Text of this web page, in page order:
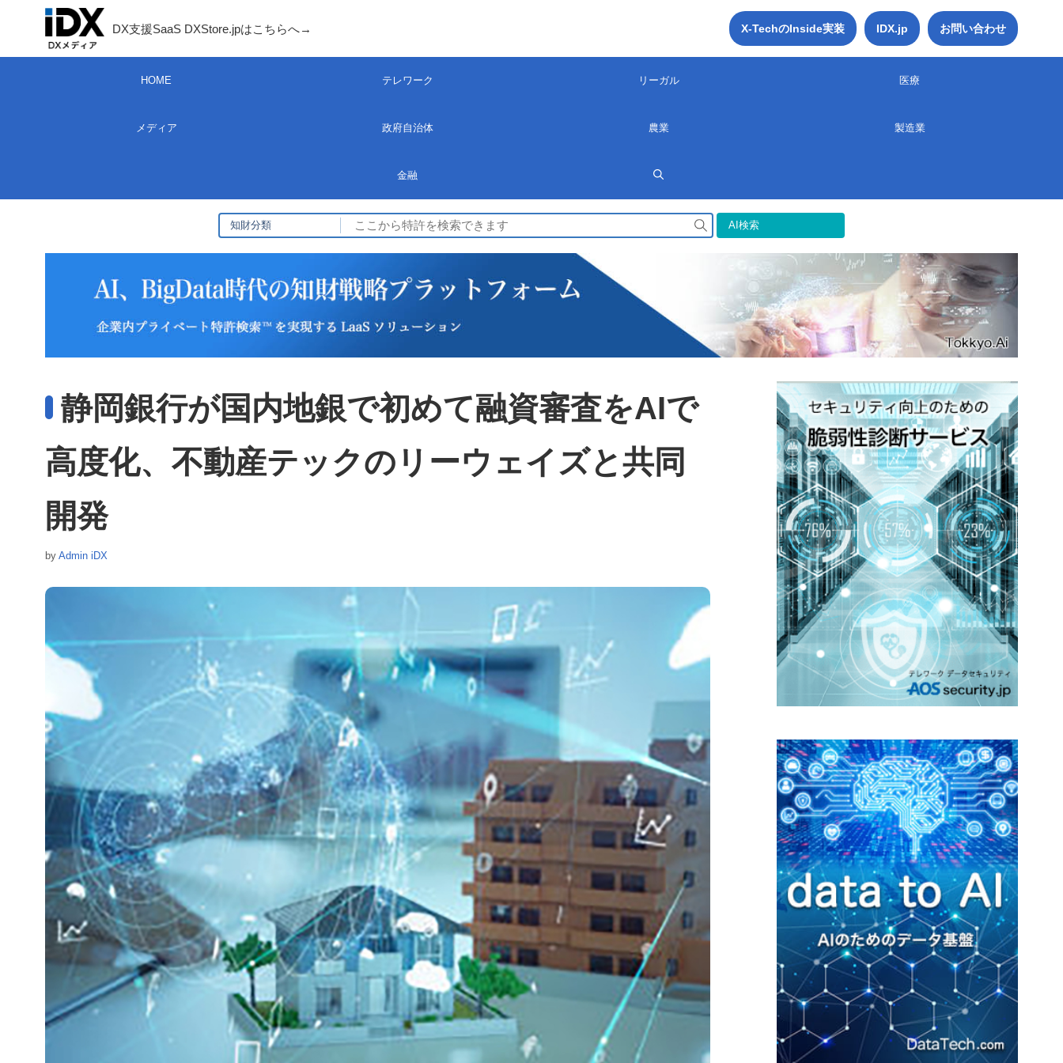
テ
ッ
DX支援SaaS DXStore.jpはこちらへ→​ X-TechのInside実装 IDX.jp お問い合わせ
HOME テレワーク リーガル 医療
メディア 政府自治体 農業 製造業
金融
知財分類
検
索
AI検索
静岡銀行が国内地銀で初めて融資審査をAIで
高度化、不動産テックのリーウェイズと共同
開発
by Admin iDX